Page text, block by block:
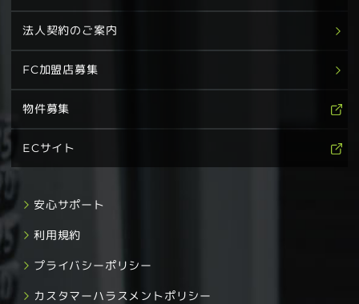
法人契約のご案内
FC加盟店募集
物件募集
ECサイト
安心サポート
利用規約
プライバシーポリシー
カスタマーハラスメントポリシー